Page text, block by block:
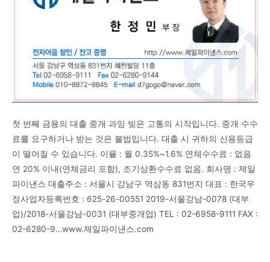
첫 번째 금융의 대출 중개 과잉 빚은 고통의 시작입니다. 중개 수수
료를 요구하거나 받는 것은 불법입니다. 대출 시 귀하의 신용등급
이 떨어질 수 있습니다. 이율 : 월 0.35%~1.6% 연체수수료 : 없음
연 20% 이내(연체금리 포함), 조기상환수수료 없음. 회사명 : 제일
파이낸스 대출주소 : 서울시 강남구 역삼동 831번지 대표 : 한국우
정사업자등록번호 : 625-26-00551 2019-서울강남-0078 (대부
업)/2018-서울강남-0031 (대부중개업) TEL : 02-6958-9111 FAX :
02-6280-9…www.제일파이낸스.com